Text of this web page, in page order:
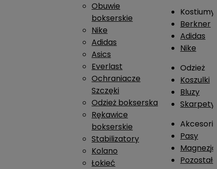
Obuwie
bokserskie
Nike
Adidas
Asics
Everlast
Ochraniacze
Szczęki
Odzież bokserska
Rękawice
bokserskie
Stabilizatory
Kolano
Łokieć
Kostiumy
Berkner
Adidas
Nike
Odzież
Koszulki
Bluzy
Skarpety
Pasy
Magnezja